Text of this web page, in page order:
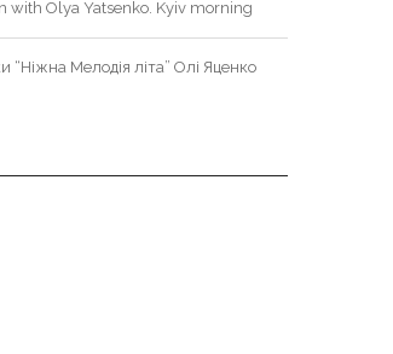
with Olya Yatsenko. Kyiv morning
“Ніжна Мелодія літа” Олі Яценко